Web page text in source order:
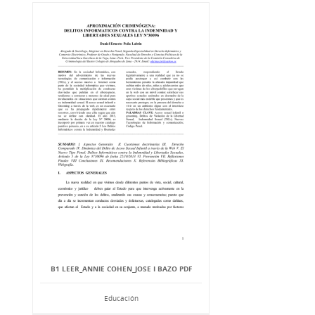
B1 LEER_ANNIE COHEN_JOSE I BAZO PDF
Educación